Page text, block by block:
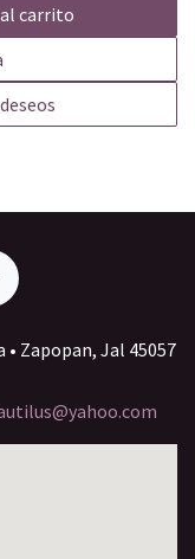
carrito
Zapopan, Jal 45057